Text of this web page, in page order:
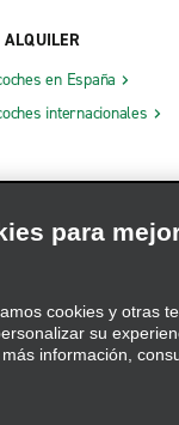
en España
internacionales
para
cookies y otras
su
información,